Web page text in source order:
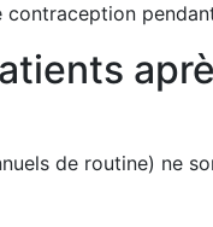
contraception
de routine) ne